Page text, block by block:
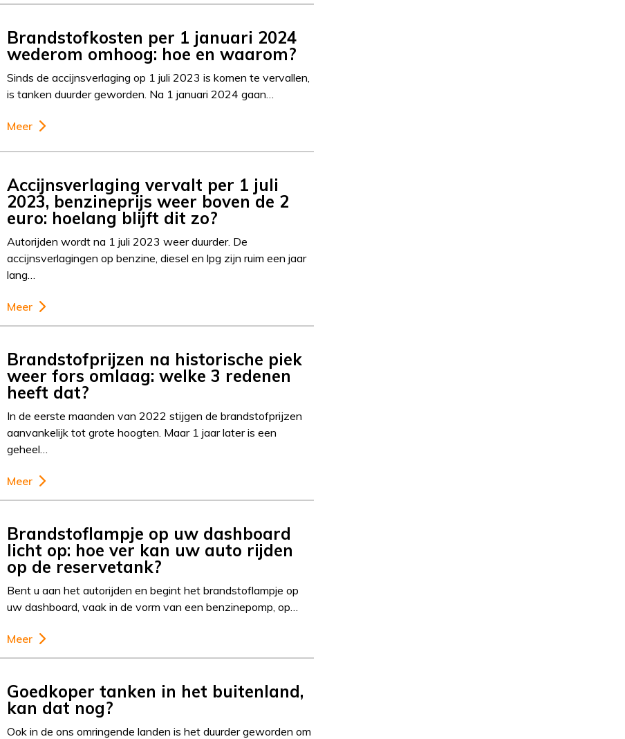
Brandstofkosten per 1 januari 2024
wederom omhoog: hoe en waarom?
Sinds de accijnsverlaging op 1 juli 2023 is komen te vervallen,
is tanken duurder geworden. Na 1 januari 2024 gaan…
Meer
Accijnsverlaging vervalt per 1 juli
2023, benzineprijs weer boven de 2
euro: hoelang blijft dit zo?
Autorijden wordt na 1 juli 2023 weer duurder. De
accijnsverlagingen op benzine, diesel en lpg zijn ruim een jaar
lang…
Meer
Brandstofprijzen na historische piek
weer fors omlaag: welke 3 redenen
heeft dat?
In de eerste maanden van 2022 stijgen de brandstofprijzen
aanvankelijk tot grote hoogten. Maar 1 jaar later is een
geheel…
Meer
Brandstoflampje op uw dashboard
licht op: hoe ver kan uw auto rijden
op de reservetank?
Bent u aan het autorijden en begint het brandstoflampje op
uw dashboard, vaak in de vorm van een benzinepomp, op…
Meer
Goedkoper tanken in het buitenland,
kan dat nog?
Ook in de ons omringende landen is het duurder geworden om